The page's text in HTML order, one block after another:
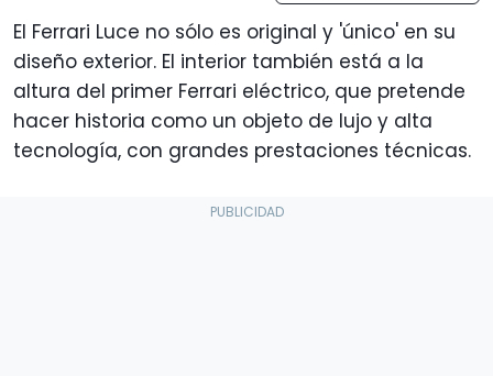
El Ferrari Luce no sólo es original y 'único' en su
diseño exterior. El interior también está a la
altura del primer Ferrari eléctrico, que pretende
hacer historia como un objeto de lujo y alta
tecnología, con grandes prestaciones técnicas.